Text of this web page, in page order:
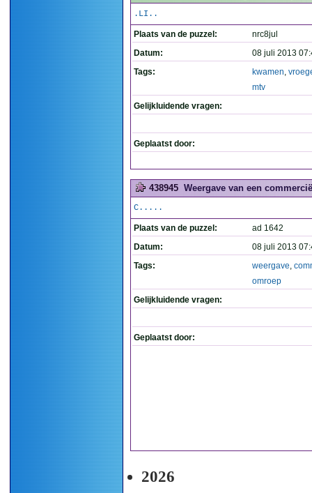
.LI..
Plaats van de puzzel:
nrc8jul
Datum:
08 juli 2013
Tags:
kwamen,
mtv
Gelijkluidende vragen:
Geplaatst door:
438945 Weergave van een
C.....
Plaats van de puzzel:
ad 1642
Datum:
08 juli 2013
Tags:
weergave,
omroep
Gelijkluidende vragen:
Geplaatst door:
2026